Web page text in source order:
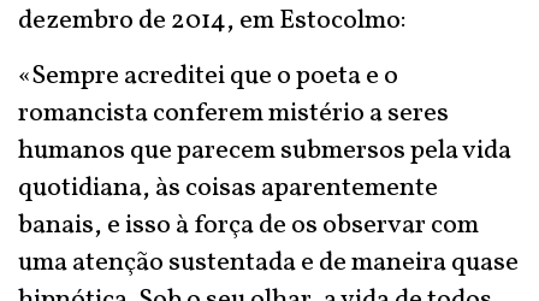
dezembro de 2014, em Estocolmo:
«Sempre acreditei que o poeta e o
romancista conferem mistério a seres
humanos que parecem submersos pela vida
quotidiana, às coisas aparentemente
banais, e isso à força de os observar com
uma atenção sustentada e de maneira quase